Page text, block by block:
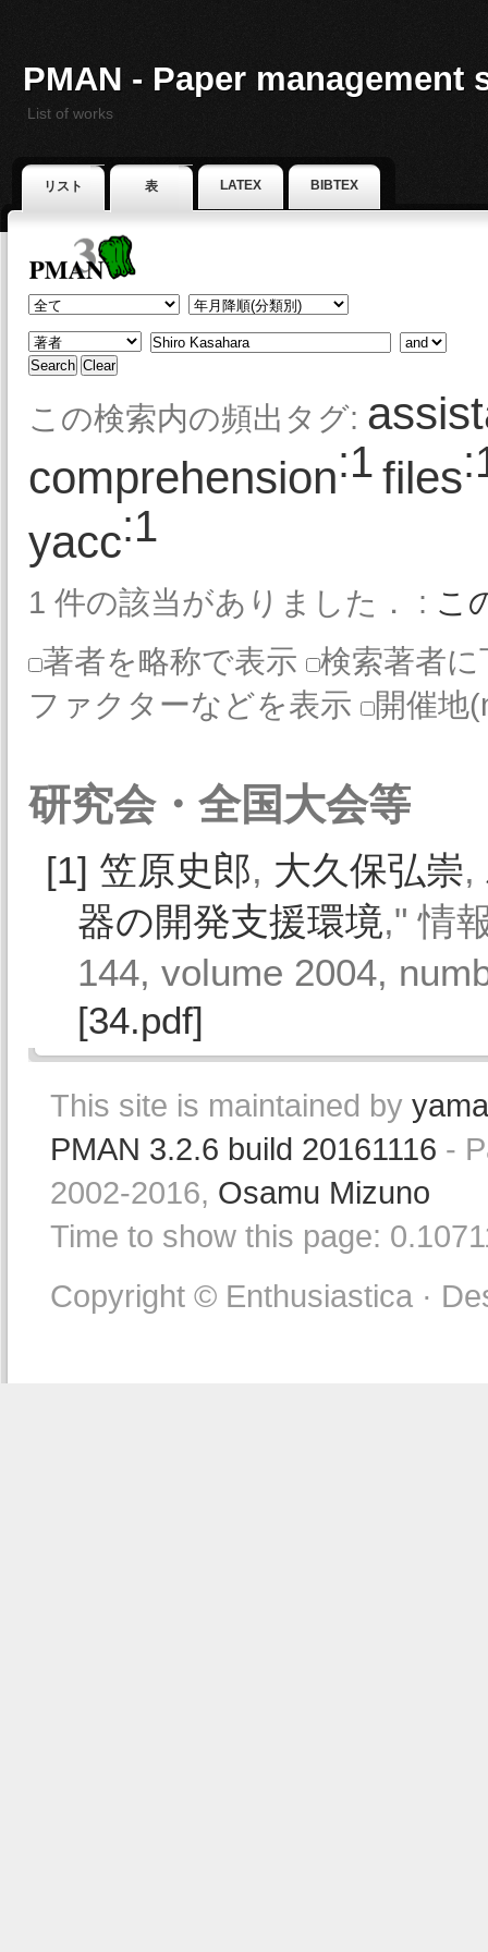
PMAN - Paper management
List of works
リスト 表 LATEX BIBTEX
この検索内の頻出タグ:
comprehension:1 files
yacc:1
1 件の該当がありました． : こ
著者を略称で表示
検索著者に
ファクターなどを表示
開催地
研究会・全国大会等
[1] 笠原史郎, 大久保弘崇,
器の開発支援環境," 情
144, volume 2004,
[34.pdf]
This site is maintained by
PMAN 3.2.6 build 20161116 -
2002-2016, Osamu Mizuno
Time to show this page:
Copyright © Enthusiastica ·